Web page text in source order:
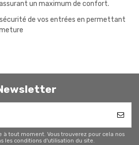
un maximum de confort.
de vos entrées en permettant
à tout moment. Vous trouverez pour cela nos
les conditions d'utilisation du site.